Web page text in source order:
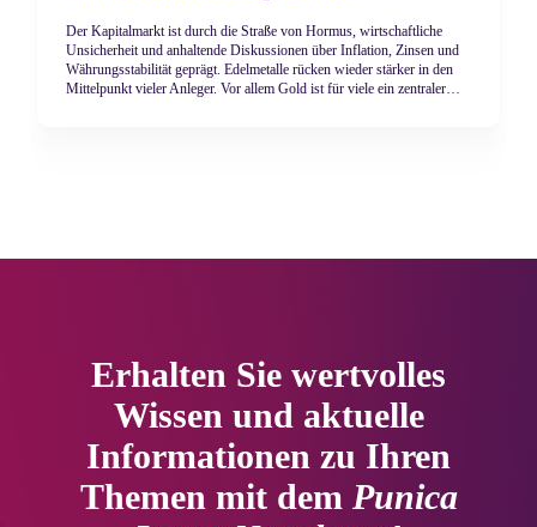
Der Kapitalmarkt ist durch die Straße von Hormus, wirtschaftliche
Unsicherheit und anhaltende Diskussionen über Inflation, Zinsen und
Währungsstabilität geprägt. Edelmetalle rücken wieder stärker in den
Mittelpunkt vieler Anleger. Vor allem Gold ist für viele ein zentraler
Erhalten Sie wertvolles
Wissen und aktuelle
Informationen zu Ihren
Themen mit dem Punica